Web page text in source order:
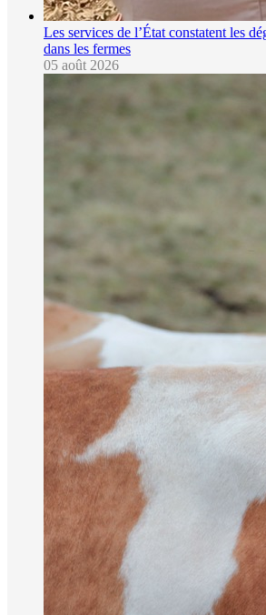
Les services de l’État constatent les
dans les fermes
05 août 2026